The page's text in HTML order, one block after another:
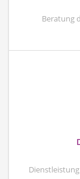
Beratung